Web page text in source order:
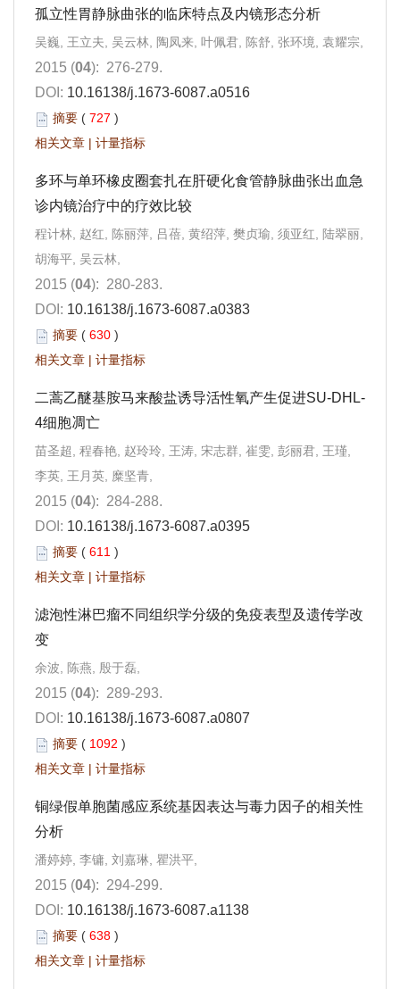
孤立性胃静脉曲张的临床特点及内镜形态分析
吴巍, 王立夫, 吴云林, 陶凤来, 叶佩君, 陈舒, 张环境, 袁耀宗,
2015 (04): 276-279.
DOI: 10.16138/j.1673-6087.a0516
摘要 ( 727 )
相关文章 | 计量指标
多环与单环橡皮圈套扎在肝硬化食管静脉曲张出血急
诊内镜治疗中的疗效比较
程计林, 赵红, 陈丽萍, 吕蓓, 黄绍萍, 樊贞瑜, 须亚红, 陆翠丽,
胡海平, 吴云林,
2015 (04): 280-283.
DOI: 10.16138/j.1673-6087.a0383
摘要 ( 630 )
相关文章 | 计量指标
二蒿乙醚基胺马来酸盐诱导活性氧产生促进SU-DHL-
4细胞凋亡
苗圣超, 程春艳, 赵玲玲, 王涛, 宋志群, 崔雯, 彭丽君, 王瑾,
李英, 王月英, 糜坚青,
2015 (04): 284-288.
DOI: 10.16138/j.1673-6087.a0395
摘要 ( 611 )
相关文章 | 计量指标
滤泡性淋巴瘤不同组织学分级的免疫表型及遗传学改
变
余波, 陈燕, 殷于磊,
2015 (04): 289-293.
DOI: 10.16138/j.1673-6087.a0807
摘要 ( 1092 )
相关文章 | 计量指标
铜绿假单胞菌感应系统基因表达与毒力因子的相关性
分析
潘婷婷, 李镛, 刘嘉琳, 瞿洪平,
2015 (04): 294-299.
DOI: 10.16138/j.1673-6087.a1138
摘要 ( 638 )
相关文章 | 计量指标